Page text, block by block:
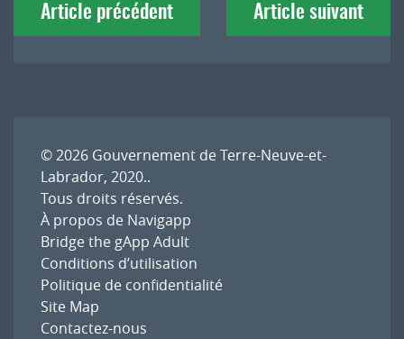
deArticle précédent Article suivant
© 2026 Gouvernement de Terre-Neuve-et-
Labrador, 2020..
Tous droits réservés.
À propos de Navigapp
Bridge the gApp Adult
Conditions d’utilisation
Politique de confidentialité
Site Map
Contactez-nous